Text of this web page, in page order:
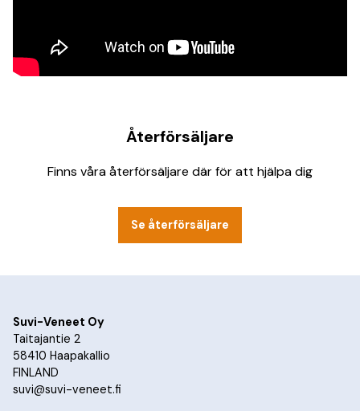
Återförsäljare
Finns våra återförsäljare där för att hjälpa dig
Se återförsäljare
Suvi-Veneet Oy
Taitajantie 2
58410 Haapakallio
FINLAND
suvi@suvi-veneet.fi